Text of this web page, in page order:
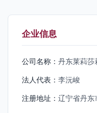
企业信息
公司名称： 丹东莱萪莎
法人代表： 李沅峻
注册地址： 辽宁省丹